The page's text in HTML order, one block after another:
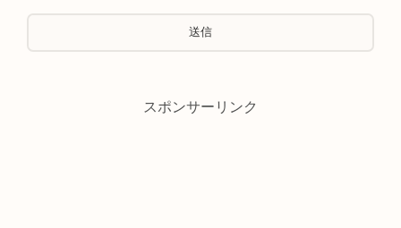
スポンサーリンク